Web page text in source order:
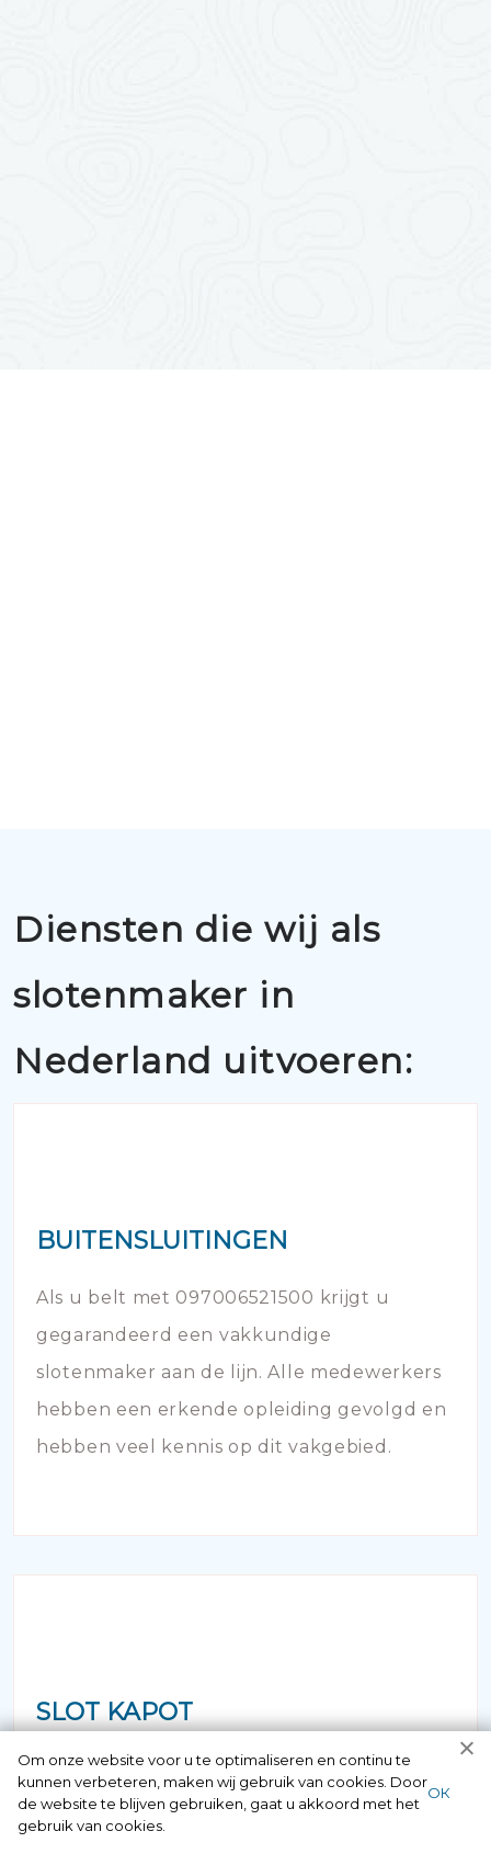
Diensten die wij als
slotenmaker in
Nederland uitvoeren:
BUITENSLUITINGEN
Als u belt met 097006521500 krijgt u
gegarandeerd een vakkundige
slotenmaker aan de lijn. Alle medewerkers
hebben een erkende opleiding gevolgd en
hebben veel kennis op dit vakgebied.
SLOT KAPOT
Staat u voor de deur maar bent u uw
sleutel vergeten of verloren? Geen paniek
Om onze website voor u te optimaliseren en continu te
kunnen verbeteren, maken wij gebruik van cookies. Door
de website te blijven gebruiken, gaat u akkoord met het
gebruik van cookies.
ОК